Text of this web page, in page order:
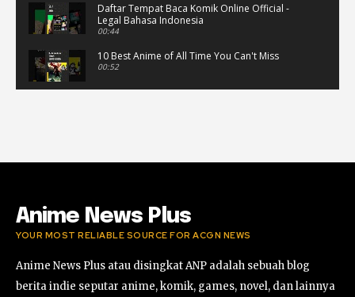
Daftar Tempat Baca Komik Online Official -
Legal Bahasa Indonesia
00:44
10 Best Anime of All Time You Can't Miss
00:52
02:47
Anime News Plus
YOUR MOST RELIABLE SOURCE FOR ACGN NEWS
Anime News Plus atau disingkat ANP adalah sebuah blog
berita indie seputar anime, komik, games, novel, dan lainnya